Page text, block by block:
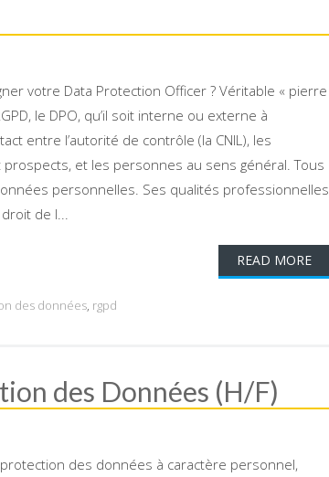
votre Data Protection Officer ? Véritable « pierre
le DPO, qu’il soit interne ou externe à
entre l’autorité de contrôle (la CNIL), les
et les personnes au sens général. Tous
personnelles. Ses qualités professionnelles
de l...
READ MORE
des données, rgpd
des Données (H/F)
des données à caractère personnel,